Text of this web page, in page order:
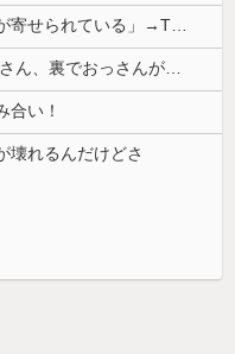
熊本県知事「報道に強い不満・苦情が寄せられている」→TBSの報道特集がまさにそれな件
【画像】 例の美人すぎるおにぎり屋さん、裏でおっさんが握っていたｗｗｗｗｗｗｗｗｗｗｗｗｗｗｗｗｗ
合い！
壊れるんだけどさ